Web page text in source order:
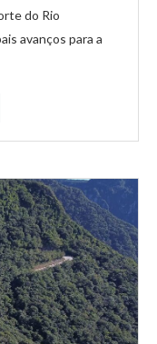
do Rio
avanços para a